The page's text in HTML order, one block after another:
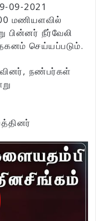
09-2021
மணியளவில்
பின்னர் நீர்வேலி
செய்யப்படும்.
நண்பர்கள்